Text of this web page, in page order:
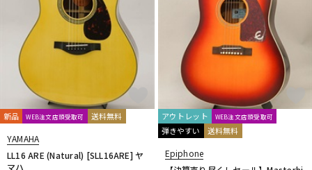
新品 WEB注文店頭受取可 送料無料
YAMAHA
LL16 ARE (Natural) [SLL16ARE] ヤ
マハ
アウトレット WEB注文店頭受取可
弾きやすい 送料無料
Epiphone